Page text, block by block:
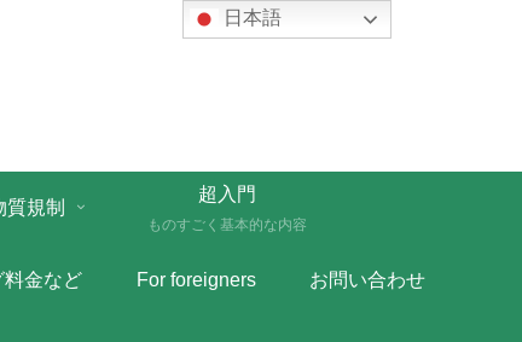
質規制
超入門
ものすごく基本的な内容
金など For foreigners お問い合わせ
日本語